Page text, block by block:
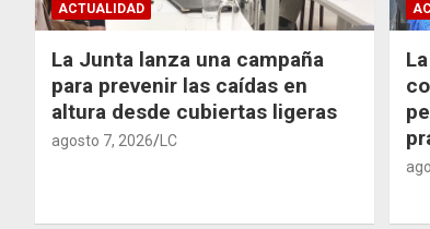
ACTUALIDAD
La Junta lanza una campaña
para prevenir las caídas en
altura desde cubiertas ligeras
agosto 7, 2026 LC